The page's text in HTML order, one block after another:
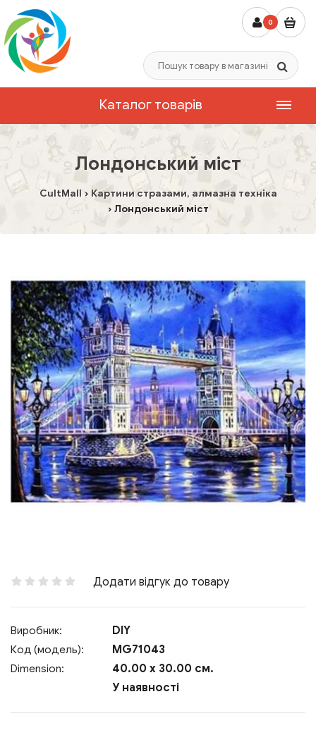
0
Каталог товарів
Лондонський міст
CultMall
Картини стразами, алмазна техніка
Лондонський міст
Додати відгук до товару
Виробник: DIY
Код (модель): MG71043
Dimension:
40.00 x 30.00 см.
У наявності